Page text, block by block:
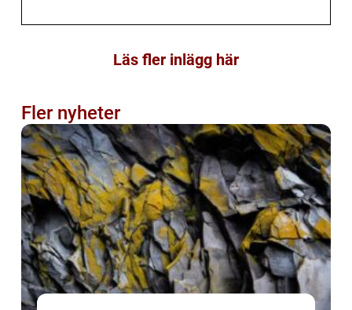
Läs fler inlägg här
Fler nyheter